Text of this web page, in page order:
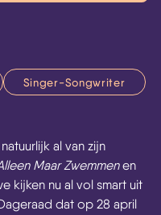
Singer-Songwriter
al van zijn
Maar Zwemmenen
kijken nu al vol smart uit
dat op 28 april